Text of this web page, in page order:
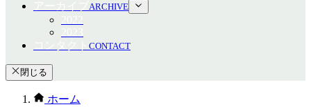
ARCHIVE
CONTACT
閉じる
ホーム